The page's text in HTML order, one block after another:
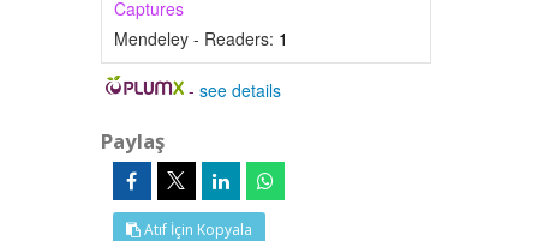
Captures
Mendeley - Readers: 1
-see details
Paylaş
Atıf İçin Kopyala